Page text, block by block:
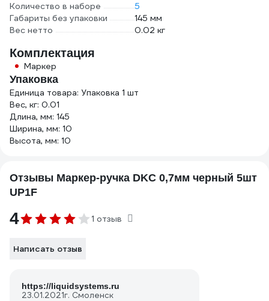
Количество в наборе
5
Габариты без упаковки
145 мм
Вес нетто
0.02 кг
Комплектация
Маркер
Упаковка
Единица товара: Упаковка 1 шт
Вес, кг: 0.01
Длина, мм: 145
Ширина, мм: 10
Высота, мм: 10
Отзывы Маркер-ручка DKC 0,7мм черный 5шт
UP1F
4 1 отзыв
Написать отзыв
https://liquidsystems.ru
23.01.2021г. Смоленск